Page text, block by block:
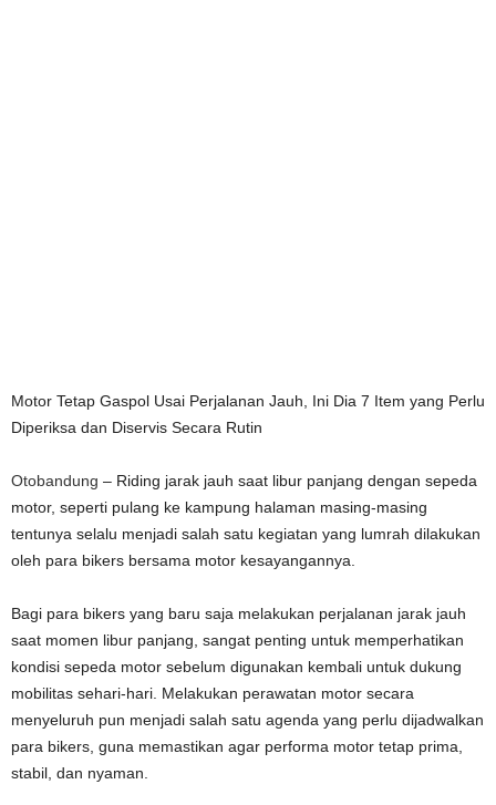
Motor Tetap Gaspol Usai Perjalanan Jauh, Ini Dia 7 Item yang Perlu
Diperiksa dan Diservis Secara Rutin
Otobandung – Riding jarak jauh saat libur panjang dengan sepeda
motor, seperti pulang ke kampung halaman masing-masing
tentunya selalu menjadi salah satu kegiatan yang lumrah dilakukan
oleh para bikers bersama motor kesayangannya.
Bagi para bikers yang baru saja melakukan perjalanan jarak jauh
saat momen libur panjang, sangat penting untuk memperhatikan
kondisi sepeda motor sebelum digunakan kembali untuk dukung
mobilitas sehari-hari. Melakukan perawatan motor secara
menyeluruh pun menjadi salah satu agenda yang perlu dijadwalkan
para bikers, guna memastikan agar performa motor tetap prima,
stabil, dan nyaman.